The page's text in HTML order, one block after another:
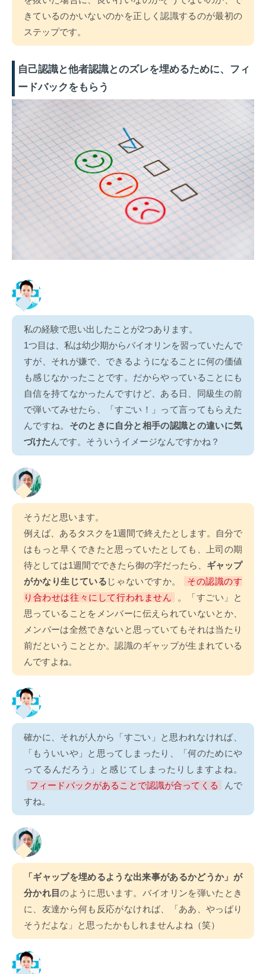
きているのかいないのかを正しく認識するのが最初の
ステップです。
自己認識と他者認識とのズレを埋めるために、フィ
ードバックをもらう
私の経験で思い出したことが2つあります。
1つ目は、私は幼少期からバイオリンを習っていたんで
すが、それが嫌で、できるようになることに何の価値
も感じなかったことです。だからやっていることにも
自信を持てなかったんですけど、ある日、同級生の前
で弾いてみせたら、「すごい！」って言ってもらえた
んですね。 そのときに自分と相手の認識との違いに気
づけたんです。そういうイメージなんですかね？
そうだと思います。
例えば、あるタスクを1週間で終えたとします。自分で
はもっと早くできたと思っていたとしても、上司の期
待としては1週間でできたら御の字だったら、 ギャップ
がかなり生じている じゃないですか。
その認識のす
り合わせは往々にして行われません
。「すごい」と
思っていることをメンバーに伝えられていないとか、
メンバーは全然できないと思っていてもそれは当たり
前だということとか。認識のギャップが生まれている
んですよね。
確かに、それが人から「すごい」と思われなければ、
「もういいや」と思ってしまったり、「何のためにや
ってるんだろう」と感じてしまったりしますよね。
フィードバックがあることで認識が合ってくる
んで
すね。
「ギャップを埋めるような出来事があるかどうか」が
分かれ目のように思います。バイオリンを弾いたとき
に、友達から何も反応がなければ、「ああ、やっぱり
そうだよな」と思ったかもしれませんよね（笑）